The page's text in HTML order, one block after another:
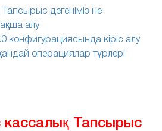
дегеніміз не
алу
кіріс алу
операциялар түрлері
Тапсырыс